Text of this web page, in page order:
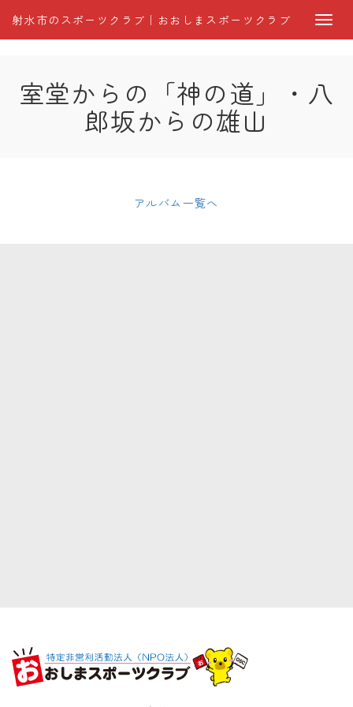
射水市のスポーツクラブ｜おおしまスポーツクラブ
室堂からの「神の道」・八
郎坂からの雄山
アルバム一覧へ